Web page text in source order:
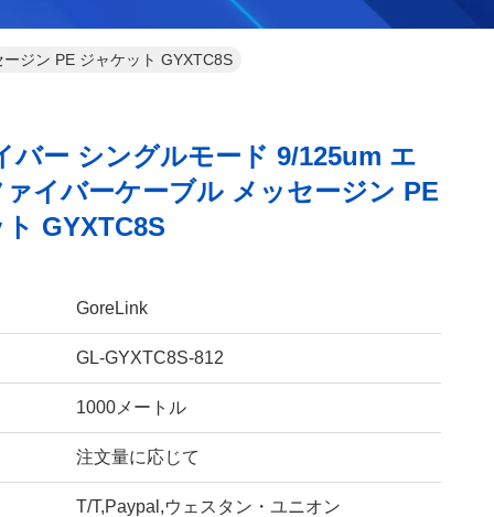
ジン PE ジャケット GYXTC8S
バー シングルモード 9/125um エ
イバーケーブル メッセージン PE
GYXTC8S
GoreLink
GL-GYXTC8S-812
1000メートル
注文量に応じて
T/T,Paypal,ウェスタン・ユニオン